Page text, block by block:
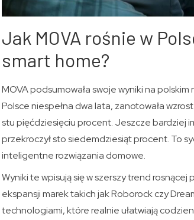
Jak MOVA rośnie w
smart home?
MOVA podsumowała swoje wyniki na
Polsce niespełna dwa lata, zanotowała
stu pięćdziesięciu procent. Jeszcze bardziej
przekroczył sto siedemdziesiąt procent. To
inteligentne rozwiązania domowe.
Wyniki te wpisują się w szerszy trend
ekspansji marek takich jak Roborock czy
technologiami, które realnie ułatwiają